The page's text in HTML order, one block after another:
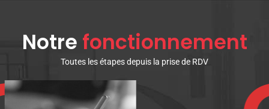
Notre fonctionnement
Toutes les étapes depuis la prise de RDV